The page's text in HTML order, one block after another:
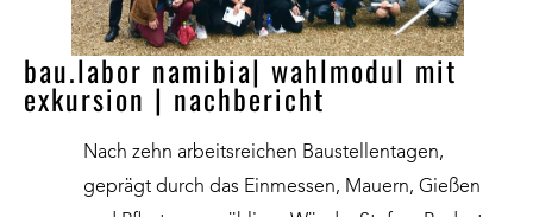
bau.labor namibia| wahlmodul mit
exkursion | nachbericht
Nach zehn arbeitsreichen Baustellentagen,
geprägt durch das Einmessen, Mauern, Gießen